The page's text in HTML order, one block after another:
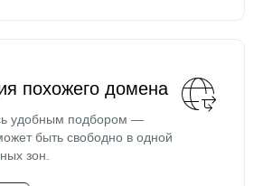
похожего домена
удобным подбором —
быть свободно в одной
зон.